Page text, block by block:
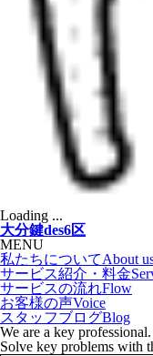
Loading ...
大分鍵des6区
MENU
私たちについてAbout
サービス紹介・料金
サービスの流れFlow
お客様の声Voice
スタッフブログBlog
We are a key
Solve key problems with